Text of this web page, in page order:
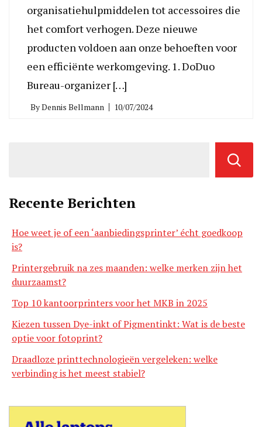
organisatiehulpmiddelen tot accessoires die
het comfort verhogen. Deze nieuwe
producten voldoen aan onze behoeften voor
een efficiënte werkomgeving. 1. DoDuo
Bureau-organizer […]
ByDennis Bellmann 10/07/2024
Recente Berichten
Hoe weet je of een ‘aanbiedingsprinter’ écht goedkoop
is?
Printergebruik na zes maanden: welke merken zijn het
duurzaamst?
Top 10 kantoorprinters voor het MKB in 2025
Kiezen tussen Dye-inkt of Pigmentinkt: Wat is de beste
optie voor fotoprint?
Draadloze printtechnologieën vergeleken: welke
verbinding is het meest stabiel?